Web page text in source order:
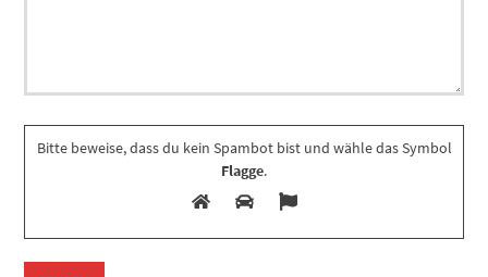
Bitte beweise, dass du kein Spambot bist und wähle das Symbol
Flagge.